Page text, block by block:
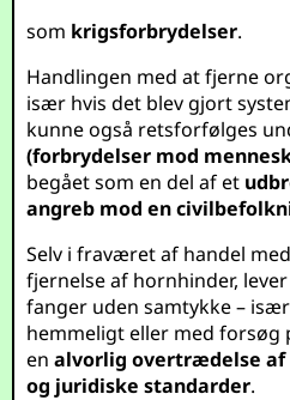
som krigsforbrydelser.
Handlingen med at fjerne
især hvis det blev gjort
kunne også retsforfølges
(forbrydelser mod
begået som en del af et
angreb mod en
Selv i fraværet af handel
fjernelse af hornhinder,
fanger uden samtykke –
hemmeligt eller med forsøg
enalvorlig overtrædelse
og juridiske standarder.